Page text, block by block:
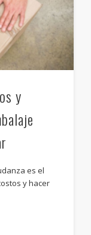
y
es el
y hacer